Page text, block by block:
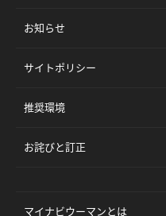
お知らせ
サイトポリシー
推奨環境
お詫びと訂正
マイナビウーマンとは